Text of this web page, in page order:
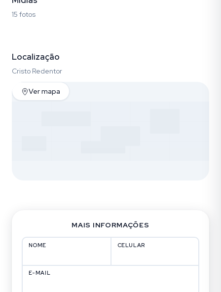
15 fotos
Localização
Cristo Redentor
Ver mapa
MAIS INFORMAÇÕES
NOME CELULAR
E-MAIL